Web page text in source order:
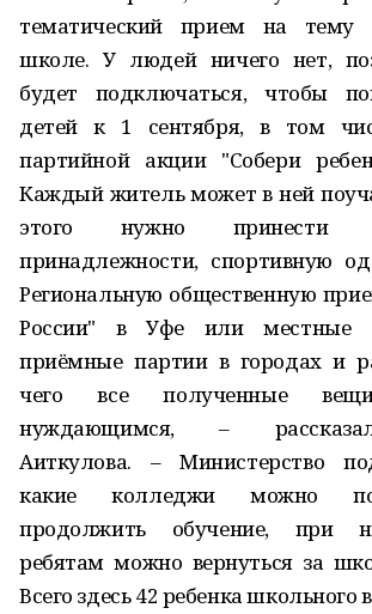
тематический прием на тему
школе. У людей ничего нет,
будет подключаться, чтобы
детей к 1 сентября, в том
партийной акции "Собери
Каждый житель может в ней
этого нужно принести
принадлежности, спортивную
Региональную общественную
России" в Уфе или местные
приёмные партии в городах и
чего все полученные
нуждающимся, –
Аиткулова. – Министерство
какие колледжи можно
продолжить обучение, при
ребятам можно вернуться за
Всего здесь 42 ребенка школьного